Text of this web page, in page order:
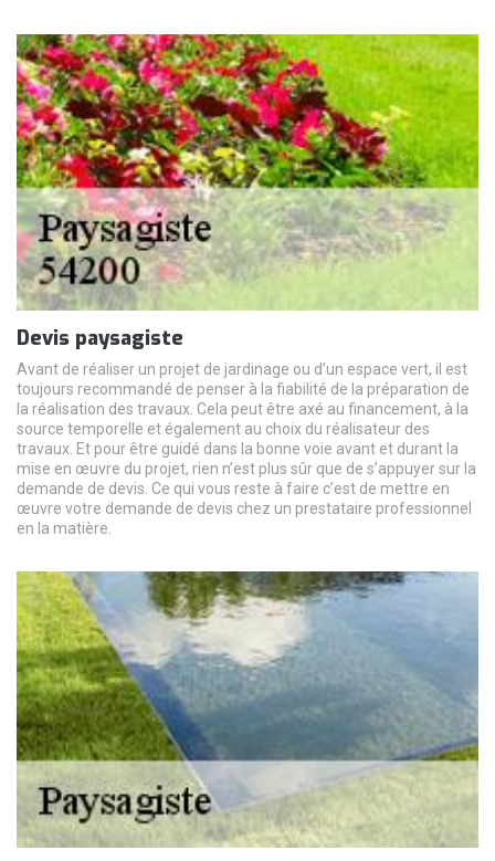
Devis paysagiste
Avant de réaliser un projet de jardinage ou d’un espace vert, il est
toujours recommandé de penser à la fiabilité de la préparation de
la réalisation des travaux. Cela peut être axé au financement, à la
source temporelle et également au choix du réalisateur des
travaux. Et pour être guidé dans la bonne voie avant et durant la
mise en œuvre du projet, rien n’est plus sûr que de s’appuyer sur la
demande de devis. Ce qui vous reste à faire c’est de mettre en
œuvre votre demande de devis chez un prestataire professionnel
en la matière.